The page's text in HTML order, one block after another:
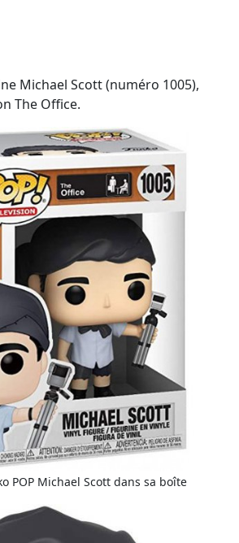
Michael Scott (numéro 1005),
The Office.
POP Michael Scott dans sa boîte